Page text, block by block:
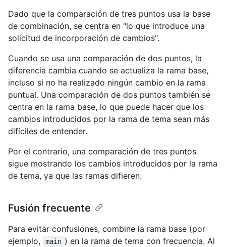
Dado que la comparación de tres puntos usa la base
de combinación, se centra en "lo que introduce una
solicitud de incorporación de cambios".
Cuando se usa una comparación de dos puntos, la
diferencia cambia cuando se actualiza la rama base,
incluso si no ha realizado ningún cambio en la rama
puntual. Una comparación de dos puntos también se
centra en la rama base, lo que puede hacer que los
cambios introducidos por la rama de tema sean más
difíciles de entender.
Por el contrario, una comparación de tres puntos
sigue mostrando los cambios introducidos por la rama
de tema, ya que las ramas difieren.
Fusión frecuente
Para evitar confusiones, combine la rama base (por
ejemplo,
main ) en la rama de tema con frecuencia. Al